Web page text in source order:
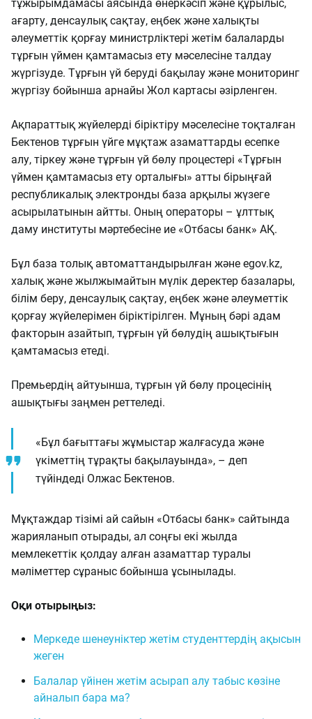
тұжырымдамасы аясында өнеркәсіп және құрылыс,
ағарту, денсаулық сақтау, еңбек және халықты
әлеуметтік қорғау министрліктері жетім балаларды
тұрғын үймен қамтамасыз ету мәселесіне талдау
жүргізуде. Тұрғын үй беруді бақылау және мониторинг
жүргізу бойынша арнайы Жол картасы әзірленген.
Ақпараттық жүйелерді біріктіру мәселесіне тоқталған
Бектенов тұрғын үйге мұқтаж азаматтарды есепке
алу, тіркеу және тұрғын үй бөлу процестері «Тұрғын
үймен қамтамасыз ету орталығы» атты бірыңғай
республикалық электронды база арқылы жүзеге
асырылатынын айтты. Оның операторы – ұлттық
даму институты мәртебесіне ие «Отбасы банк» АҚ.
Бұл база толық автоматтандырылған және egov.kz,
халық және жылжымайтын мүлік деректер базалары,
білім беру, денсаулық сақтау, еңбек және әлеуметтік
қорғау жүйелерімен біріктірілген. Мұның бәрі адам
факторын азайтып, тұрғын үй бөлудің ашықтығын
қамтамасыз етеді.
Премьердің айтуынша, тұрғын үй бөлу процесінің
ашықтығы заңмен реттеледі.
«Бұл бағыттағы жұмыстар жалғасуда және
үкіметтің тұрақты бақылауында», – деп
түйіндеді Олжас Бектенов.
Мұқтаждар тізімі ай сайын «Отбасы банк» сайтында
жарияланып отырады, ал соңғы екі жылда
мемлекеттік қолдау алған азаматтар туралы
мәліметтер сұраныс бойынша ұсынылады.
Оқи отырыңыз:
Меркеде шенеуніктер жетім студенттердің ақысын
жеген
Балалар үйінен жетім асырап алу табыс көзіне
айналып бара ма?